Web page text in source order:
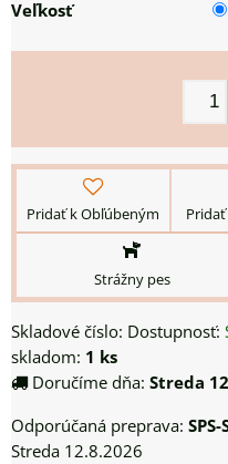
Veľkosť
Pridať k Obľúbeným
Strážny pes
Skladové číslo: Dostupnosť:
skladom: 1 ks
Doručíme dňa: Streda
Streda 12.8.2026